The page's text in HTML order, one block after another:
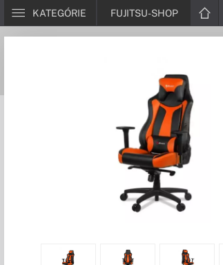
KATEGÓRIE FUJITSU-SHOP